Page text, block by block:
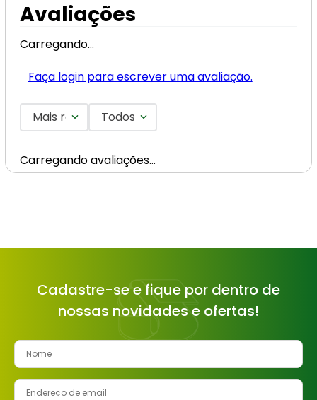
Avaliações
Carregando…
Faça login para escrever uma avaliação.
Mais recentesTodos
Carregando avaliações…
Cadastre-se e fique por dentro de
nossas novidades e ofertas!